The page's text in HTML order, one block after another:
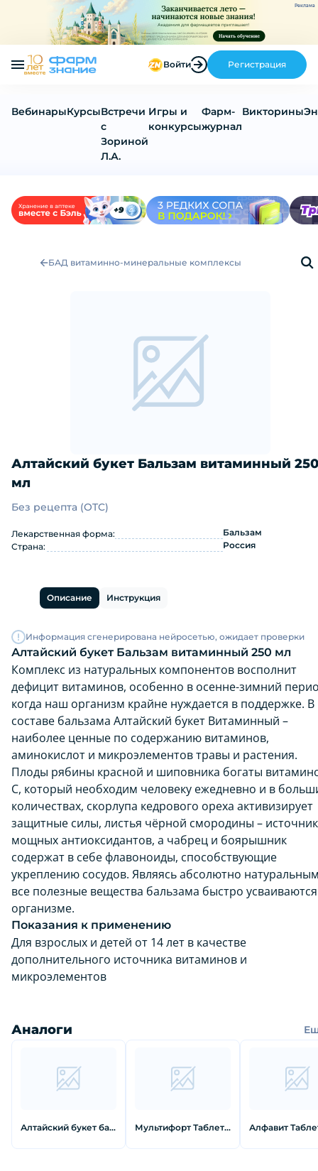
Реклама
Войти Регистрация
ВебинарыКурсыВстречи
с
Зориной
Л.А.
Игры и
конкурсы
Фарм-
журнал
Викторины
БАД витаминно-минеральные комплексы
Алтайский букет Бальзам витаминный 250
мл
Алтайский букет Бальзам
Без рецепта (OTC)
Лекарственная форма:
Бальзам
Страна:
Россия
Описание Инструкция
Информация сгенерирована нейросетью, ожидает проверки
Алтайский букет Бальзам витаминный 250 мл
Комплекс из натуральных компонентов восполнит
дефицит витаминов, особенно в осенне-зимний
когда наш организм крайне нуждается в поддержке. В
составе бальзама Алтайский букет Витаминный –
наиболее ценные по содержанию витаминов,
аминокислот и микроэлементов травы и растения.
Плоды рябины красной и шиповника богаты
С, который необходим человеку ежедневно и в
количествах, скорлупа кедрового ореха активизирует
защитные силы, листья чёрной смородины – источник
мощных антиоксидантов, а чабрец и боярышник
содержат в себе флавоноиды, способствующие
укреплению сосудов. Являясь абсолютно
все полезные вещества бальзама быстро
организме.
Показания к применению
Для взрослых и детей от 14 лет в качестве
дополнительного источника витаминов и
микроэлементов
Аналоги
Алтайский букет бальзам успокаивающий 250 мл Мультифорт Таблетки шипучие 14 шт